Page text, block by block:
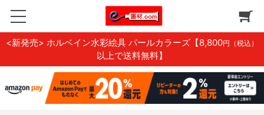
<新発売> ホルベイン水彩絵具 パールカラーズ 【8,800円（税込）
以上で送料無料】